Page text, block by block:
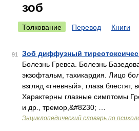
зоб
Толкование Перевод Книги
91 Зоб диффузный
Болезнь Гревса. Болезнь
экзофтальм, тахикардия. Лицо
взгляд «гневный», глаза блестят,
Характерны глазные симптомы
и др., тремор,&#8230; …
Энциклопедический словарь по